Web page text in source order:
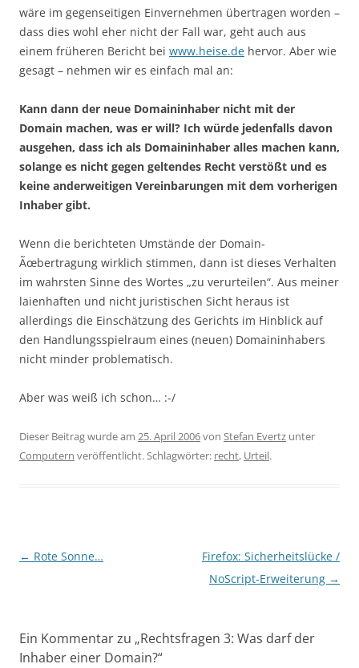
wäre im gegenseitigen Einvernehmen übertragen worden –
dass dies wohl eher nicht der Fall war, geht auch aus
einem früheren Bericht bei www.heise.de hervor. Aber wie
gesagt – nehmen wir es einfach mal an:
Kann dann der neue Domaininhaber nicht mit der
Domain machen, was er will? Ich würde jedenfalls davon
ausgehen, dass ich als Domaininhaber alles machen kann,
solange es nicht gegen geltendes Recht verstößt und es
keine anderweitigen Vereinbarungen mit dem vorherigen
Inhaber gibt.
Wenn die berichteten Umstände der Domain-
Ãœbertragung wirklich stimmen, dann ist dieses Verhalten
im wahrsten Sinne des Wortes „zu verurteilen“. Aus meiner
laienhaften und nicht juristischen Sicht heraus ist
allerdings die Einschätzung des Gerichts im Hinblick auf
den Handlungsspielraum eines (neuen) Domaininhabers
nicht minder problematisch.
Aber was weiß ich schon… :-/
Dieser Beitrag wurde am 25. April 2006von Stefan Evertz unter
Computern veröffentlicht. Schlagwörter: recht, Urteil.
Beitragsnavigation
← Rote Sonne…
Firefox: Sicherheitslücke /
NoScript-Erweiterung →
Ein Kommentar zu „Rechtsfragen 3: Was darf der
Inhaber einer Domain?“